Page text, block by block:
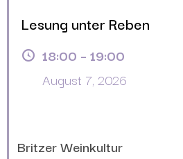
Lesung unter Reben
18:00 – 19:00
August 7, 2026
Britzer Weinkultur